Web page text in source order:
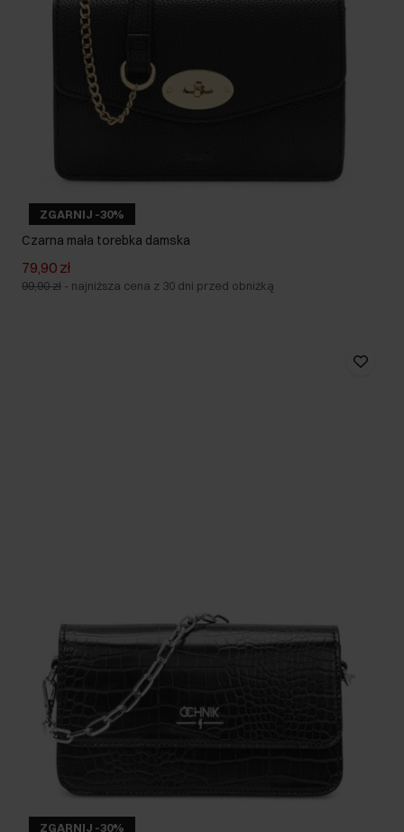
ZGARNIJ -30%
Czarna mała torebka damska
79,90 zł
99,90 zł - najniższa cena z 30 dni przed obniżką
ZGARNIJ -30%